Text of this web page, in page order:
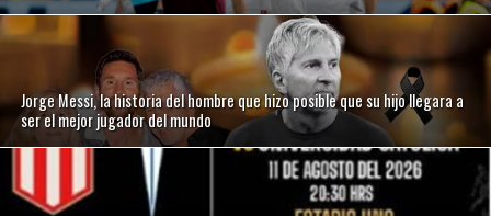
Jorge Messi, la historia del hombre que hizo posible que su hijo llegara a
ser el mejor jugador del mundo